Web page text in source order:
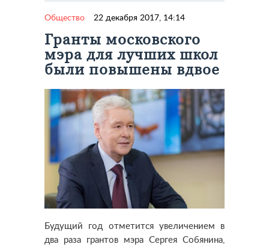
Общество 22 декабря 2017, 14:14
Гранты московского
мэра для лучших школ
были повышены вдвое
Будущий год отметится увеличением в
два раза грантов мэра Сергея Собянина,